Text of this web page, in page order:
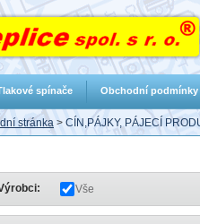
stránka > CÍN,PÁJKY, PÁJECÍ
Vše
spínače Obchodní podmínky